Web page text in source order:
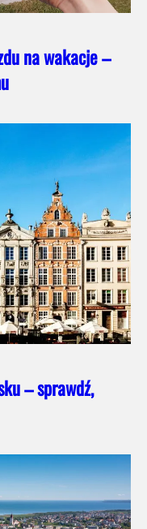
na wakacje –
– sprawdź,